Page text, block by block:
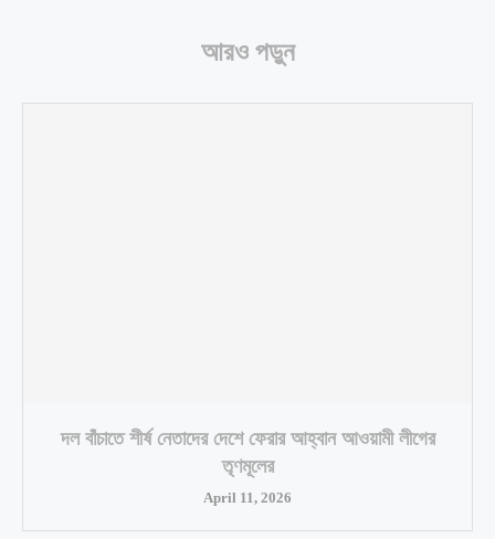
আরও পড়ুন
দল বাঁচাতে শীর্ষ নেতাদের দেশে ফেরার আহ্বান আওয়ামী লীগের
তৃণমূলের
April 11, 2026